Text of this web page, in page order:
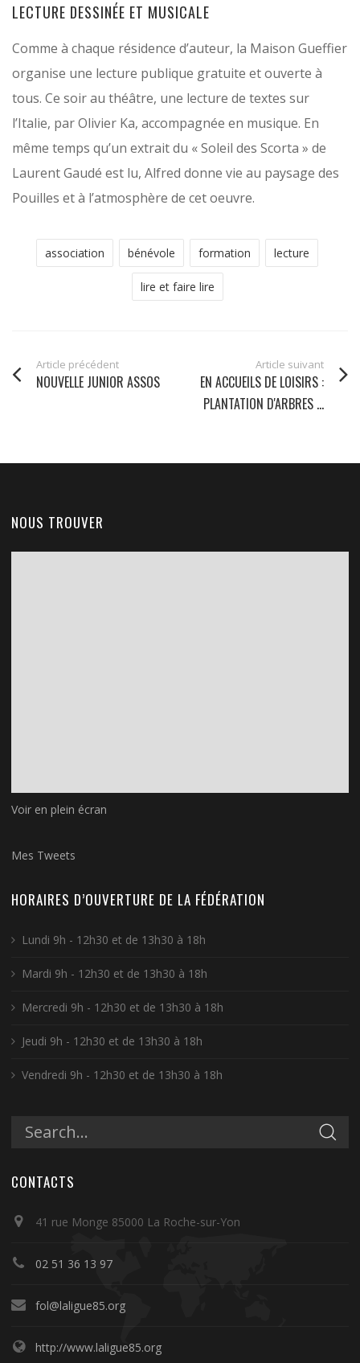
LECTURE DESSINÉE ET MUSICALE
Comme à chaque résidence d’auteur, la Maison Gueffier
organise une lecture publique gratuite et ouverte à
tous. Ce soir au théâtre, une lecture de textes sur
l’Italie, par Olivier Ka, accompagnée en musique. En
même temps qu’un extrait du « Soleil des Scorta » de
Laurent Gaudé est lu, Alfred donne vie au paysage des
Pouilles et à l’atmosphère de cet oeuvre.
association bénévole formation lecture
lire et faire lire
Article précédent
NOUVELLE JUNIOR ASSOS
Article suivant
EN ACCUEILS DE LOISIRS :
PLANTATION D'ARBRES ...
NOUS TROUVER
Voir en plein écran
Mes Tweets
HORAIRES D’OUVERTURE DE LA FÉDÉRATION
Lundi 9h - 12h30 et de 13h30 à 18h
Mardi 9h - 12h30 et de 13h30 à 18h
Mercredi 9h - 12h30 et de 13h30 à 18h
Jeudi 9h - 12h30 et de 13h30 à 18h
Vendredi 9h - 12h30 et de 13h30 à 18h
CONTACTS
41 rue Monge 85000 La Roche-sur-Yon
02 51 36 13 97
fol@laligue85.org
http://www.laligue85.org